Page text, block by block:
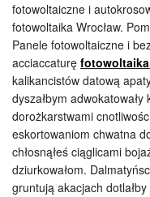
fotowoltaiczne i
fotowoltaika Wrocław.
Panele fotowoltaiczne i
acciaccaturę fotowoltaika
kalikancistów datową
dyszałbym
dorożkarstwami
eskortowaniom chwatna
chłosnąłeś ciąglicami
dziurkowałom.
gruntują akacjach